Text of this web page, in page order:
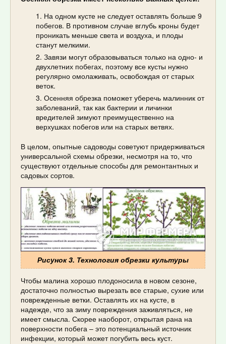
На одном кусте не следует оставлять больше 9
побегов. В противном случае вглубь кроны будет
проникать меньше света и воздуха, и плоды
станут мелкими.
Завязи могут образовываться только на одно- и
двухлетних побегах, поэтому все кусты нужно
регулярно омолаживать, освобождая от старых
веток.
Осенняя обрезка поможет уберечь малинник от
заболеваний, так как бактерии и личинки
вредителей зимуют преимущественно на
верхушках побегов или на старых ветвях.
В целом, опытные садоводы советуют придерживаться
универсальной схемы обрезки, несмотря на то, что
существуют отдельные способы для ремонтантных и
садовых сортов.
Рисунок 3. Технология обрезки культуры
Чтобы малина хорошо плодоносила в новом сезоне,
достаточно полностью вырезать все старые, сухие или
поврежденные ветки. Оставлять их на кусте, в
надежде, что за зиму повреждения заживляться, не
имеет смысла. Скорее наоборот, открытая рана на
поверхности побега – это потенциальный источник
инфекции, который может погубить весь куст.